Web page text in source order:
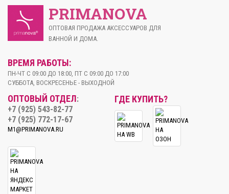
PRIMANOVA
ОПТОВАЯ ПРОДАЖА АКСЕССУАРОВ ДЛЯ
ВАННОЙ И ДОМА.
ВРЕМЯ РАБОТЫ:
ПН-ЧТ С 09:00 ДО 18:00, ПТ С 09:00 ДО 17:00
СУББОТА, ВОСКРЕСЕНЬЕ - ВЫХОДНОЙ
ОПТОВЫЙ ОТДЕЛ:
+7 (925) 543-82-77
+7 (925) 772-17-67
M1@PRIMANOVA.RU
ГДЕ КУПИТЬ?